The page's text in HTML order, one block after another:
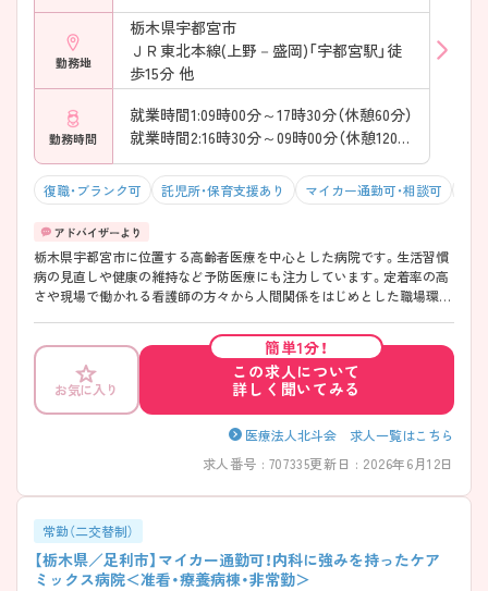
勤務地
栃木県宇都宮市
ＪＲ東北本線(上野－盛岡)「宇都宮駅」徒
歩15分 他
勤務時間
就業時間1:09時00分～17時30分（休憩60分）
就業時間2:16時30分～09時00分（休憩120分）
復職・ブランク可 託児所・保育支援あり マイカー通勤可・相談可
栃木県宇都宮市に位置する高齢者医療を中心とした病院です。生活習慣
病の見直しや健康の維持など予防医療にも注力しています。定着率の高
さや現場で働かれる看護師の方々から人間関係をはじめとした職場環境
方にも研修がありますので安心して仕事を始められます。 ご興味ある方
には、面接対策ポイントなど、さらに詳細をお話しいたしますのでお気軽
にご相談ください。
お気に入り
簡単1分！
この求人について
詳しく聞いてみる
医療法人北斗会 求人一覧はこちら
求人番号 : 707335更新日 : 2026年6月12日
常勤（二交替制）
【栃木県／足利市】マイカー通勤可！内科に強みを持ったケア
ミックス病院＜准看・療養病棟・非常勤＞